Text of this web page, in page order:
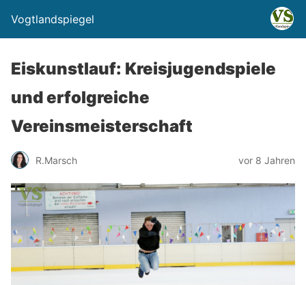
Vogtlandspiegel
Eiskunstlauf: Kreisjugendspiele
und erfolgreiche
Vereinsmeisterschaft
R.Marsch vor 8 Jahren